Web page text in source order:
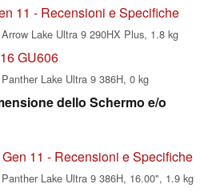
11 - Recensioni e Specifiche
Lake Ultra 9 290HX Plus, 1.8 kg
GU606
Lake Ultra 9 386H, 0 kg
dello Schermo e/o
11 - Recensioni e Specifiche
Lake Ultra 9 386H, 16.00", 1.9 kg